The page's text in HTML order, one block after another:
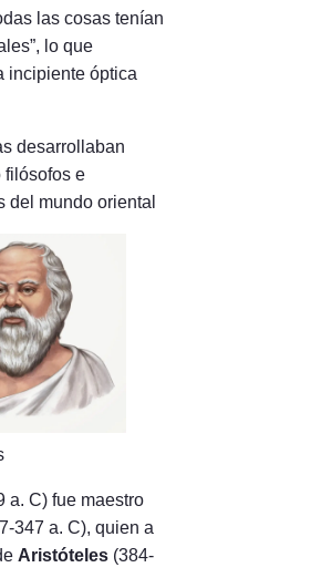
las cosas tenían
lo que
incipiente óptica
desarrollaban
filósofos e
del mundo oriental
a. C) fue maestro
347 a. C), quien a
Aristóteles (384-